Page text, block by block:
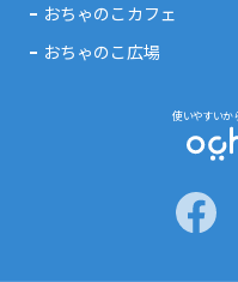
使いやすいか
おちゃのこカフェ
おちゃのこ広場